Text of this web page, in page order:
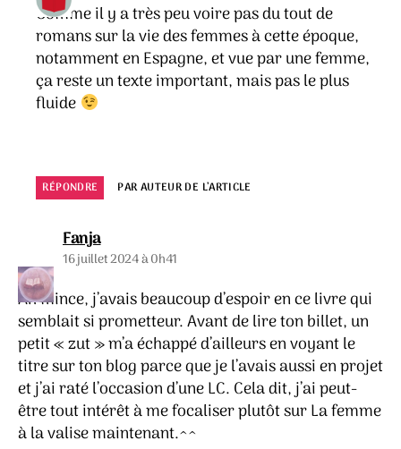
Comme il y a très peu voire pas du tout de
romans sur la vie des femmes à cette époque,
notamment en Espagne, et vue par une femme,
ça reste un texte important, mais pas le plus
fluide
RÉPONDRE PAR AUTEUR DE L’ARTICLE
Fanjadit :
16 juillet 2024 à 0h41
Ah mince, j’avais beaucoup d’espoir en ce livre qui
semblait si prometteur. Avant de lire ton billet, un
petit « zut » m’a échappé d’ailleurs en voyant le
titre sur ton blog parce que je l’avais aussi en projet
et j’ai raté l’occasion d’une LC. Cela dit, j’ai peut-
être tout intérêt à me focaliser plutôt sur La femme
à la valise maintenant.^^